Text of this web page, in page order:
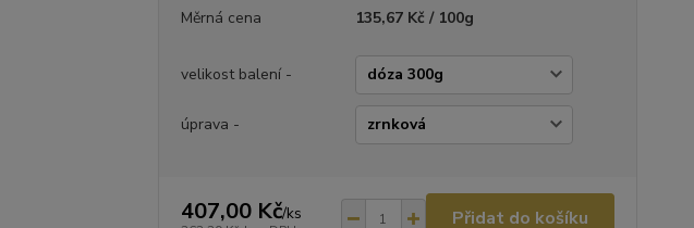
Měrná cena
135,67 Kč / 100g
velikost balení -
úprava -
407,00 Kč/ks Přidat do košíku